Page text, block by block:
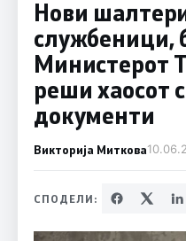
Нови
службеници,
Министерот
реши хаосот
документи
Викторија Миткова
СПОДЕЛИ: